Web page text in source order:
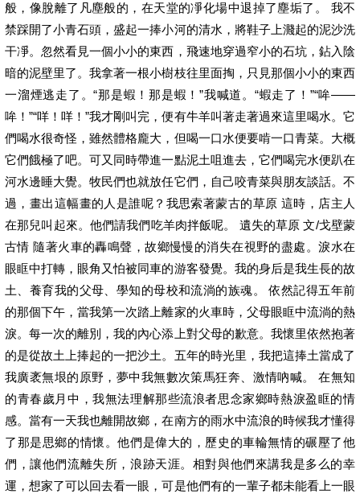
般，像脫離了凡塵般的，在天堂的凈化場中退掉了塵垢了。 我不
禁踩開了小青石頭，盛起一捧小河的清水，將鞋子上濺起的泥沙洗
干凈。忽然看見一個小小的東西，飛速地穿過窄小的石坑，鉆入陰
暗的泥壁里了。我拿著一根小樹枝往里面掏，只見那個小小的東西
一溜煙逃走了。“那是蝦！那是蝦！”我喊道。“蝦走了！”“哞——
哞！”“咩！咩！”我才剛叫完，便有牛羊叫著走著過來這里喝水。它
們喝水很奇怪，雖然體格龐大，但喝一口水便要啃一口青菜。大概
它們餓極了吧。可又同時帶進一點泥土咀進去，它們喝完水便趴在
河水邊睡大覺。牧民們也就放任它們，自己咬青菜與朋友談話。不
過，畫出這幅畫的人是誰呢？我思索著蒙古的草原 這時，店主人
在那兒叫起來。他們請我們吃羊肉拌飯呢。 遺失的草原 文/戈壁蒙
古情 隨著火車的轟鳴聲，故鄉慢慢的消失在視野的盡處。淚水在
眼眶中打轉，眼角又怕被同車的游客發覺。我的身后是我生長的故
土、養育我的父母、學知的母校和流淌的族魂。 依然記得五年前
的那個下午，當我第一次踏上離家的火車時，父母眼眶中流淌的熱
淚。每一次的離別，我的內心添上對父母的歉意。我懷里依然抱著
的是從故土上捧起的一把沙土。五年的時光里，我把這捧土當成了
我廣袤無垠的原野，夢中我無數次策馬狂奔、激情吶喊。 在無知
的青春歲月中，我無法理解那些流浪者思念家鄉時熱淚盈眶的情
感。當有一天我也離開故鄉，在南方的雨水中流浪的時候我才懂得
了那是思鄉的情懷。他們是偉大的，歷史的車輪無情的碾壓了他
們，讓他們流離失所，浪跡天涯。相對與他們來講我是多么的幸
運，想家了可以回去看一眼，可是他們有的一輩子都未能看上一眼